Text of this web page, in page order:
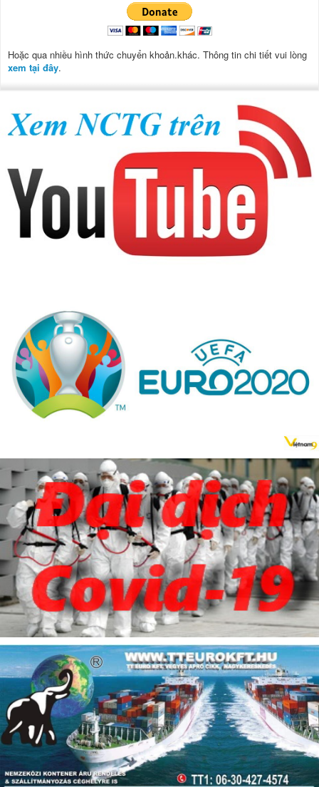
Hoặc qua nhiều hình thức chuyển khoản.khác. Thông tin chi tiết vui lòng
xem tại đây.